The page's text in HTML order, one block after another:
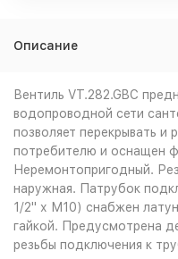
Описание
Вентиль VT.282.GBC
водопроводной сети
позволяет перекрывать и
потребителю и оснащен
Неремонтопригодный.
наружная. Патрубок
1/2" х М10) снабжен
гайкой. Предусмотрена
резьбы подключения к